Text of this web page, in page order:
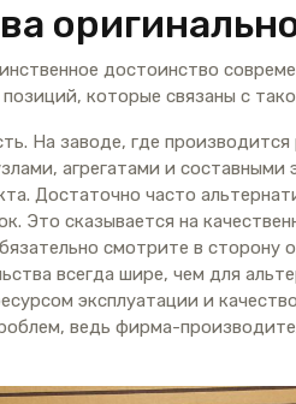
достоинство
которые связаны с
На заводе, где
агрегатами и составными
Достаточно часто
Это сказывается на
смотрите в сторону
всегда шире, чем для
эксплуатации и
ведь фирма-